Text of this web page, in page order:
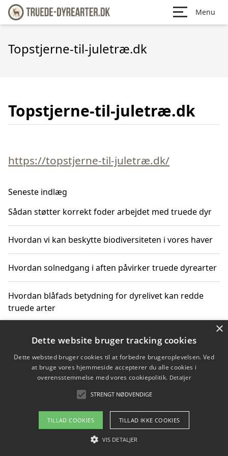
Menu
Topstjerne-til-juletræ.dk
Topstjerne-til-juletræ.dk
https://topstjerne-til-juletræ.dk/
Seneste indlæg
Sådan støtter korrekt foder arbejdet med truede dyr
Hvordan vi kan beskytte biodiversiteten i vores haver
Hvordan solnedgang i aften påvirker truede dyrearter
Hvordan blåfads betydning for dyrelivet kan redde
truede arter
Hvordan kan gaver til unge voksne støtte bevarelsen
Copyright 2026 - Pilanto Aps
Om / kontakt
Blog Betingelser
×
Dette website bruger tracking cookies
Dette websted bruger cookies til at forbedre brugeroplevelsen. Ved
at bruge vores hjemmeside accepterer du alle cookies i
overensstemmelse med vores cookiepolitik. Detaljer
STRENGT NØDVENDIGE
TILLAD COOKIES TILLAD IKKE COOKIES
VIS DETALJER